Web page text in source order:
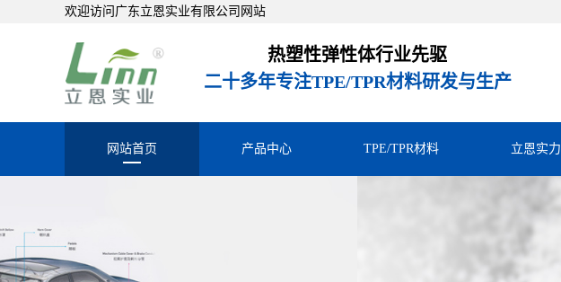
欢迎访问广东立恩实业有限公司网站
热塑性弹性体行业先驱
二十多年专注TPE/TPR材料研发与生产
网站首页 产品中心 TPE/TPR材料 立恩实力